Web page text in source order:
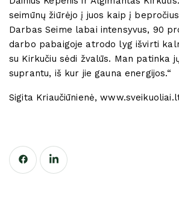
seimūnų žiūrėjo į juos kaip į
Darbas Seime labai intensyvus, 90
darbo pabaigoje atrodo lyg išvirti
su Kirkučiu sėdi žvalūs. Man patinka
suprantu, iš kur jie gauna energijos.“
Sigita Kriaučiūnienė,